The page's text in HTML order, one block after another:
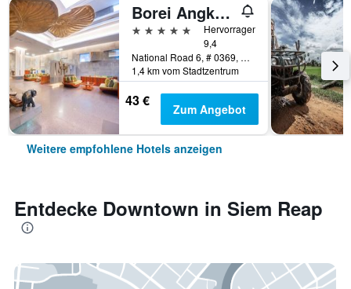
Borei Angkor Resort & Spa
5 Sterne
Hervorragend
9,4
National Road 6, # 0369, Banteay Chas, Siem Reap, Kambodscha
1,4 km vom Stadtzentrum
43 € Zum Angebot
Weitere empfohlene Hotels anzeigen
Entdecke Downtown in Siem Reap